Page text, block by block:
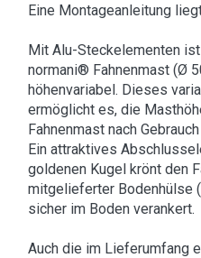
Eine Montageanleitung
Mit Alu-Steckelementen
normani® Fahnenmast (Ø
höhenvariabel. Dieses
ermöglicht es, die
Fahnenmast nach
Ein attraktives
goldenen Kugel krönt den
mitgelieferter Bodenhülse
sicher im Boden verankert.
Auch die im Lieferumfang